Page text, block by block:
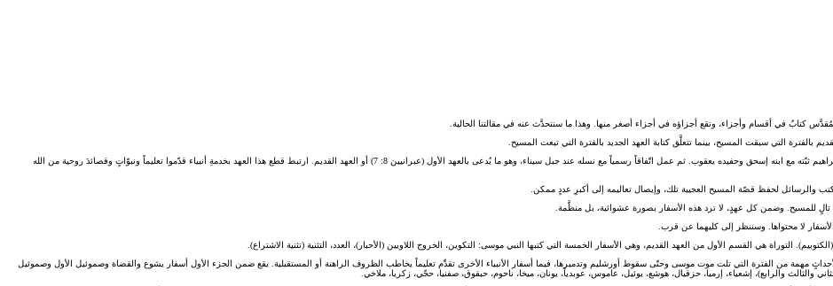
كتابٌ في أقسام وأجزاء، وتقع أجزاؤه في أجزاء أصغر منها. وهذا ما سنتحدَّث عنه في مقالتنا الحالية.
بالفترة التي سبقت المسيح، بينما تتعلَّق كتابة العهد الجديد بالفترة التي تبعت المسيح.
الكلمة “عهد” تعني “ميثاق” أو “اتّفاق” أو “تعهُّد”. فقد دخل الله قبل المسيح في عهدٍ أو ميثاق مع إبراهيم ثبّته مع ابنه إسحق وحفيده يعقوب. ثم عمل اتّفاقاً رسمياً مع نسله عند جبل سيناء، وهو ما يُدعى بالعهد الأول (عبرانيين 8: 7) أو العهد القديم. ارتبط قطع هذا العهد بخدمةِ أنبياء قدّموا تعليماً ونبوّاتٍ وقصائدَ روحية من الله
والرسائل لحفظ قصّة المسيح العجيبة تلك، وإيصال تعاليمه إلى أكبرِ عددٍ ممكن.
للمسيح. وضمن كل عهدٍ، لا ترد هذه الأسفار بصورة عشوائية، بل منظَّمة.
الأسفار لا محتواها. وسننظر إلى كليهما عن قرب.
التوراة هي القسم الأول من العهد القديم، وهي الأسفار الخمسة التي كتبها النبي موسى: التكوين، الخروج اللاويين (الأحبار)، العدد، التثنية (تثنية الاشتراع).
لأحداثٍ مهمة من الفترة التي تلت موت موسى وحتّى سقوط أورشليم وتدميرها، فيما أسفار الأنبياء الأخرى تقدِّم تعليماً يخاطب الظروف الراهنة أو المستقبلية. يقع ضمن الجزء الأول أسفار يشوع والقضاة وصموئيل الأول وصموئيل
والثالث والرابع)، إشعياء، إرميا، حزقيال، هوشع، يوئيل، عاموس، عوبدياً، يونان، ميخا، ناحوم، حبقوق، صفنيا، حجّي، زكريا، ملاخي.